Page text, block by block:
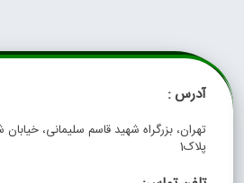
آدرس :
تهران، بزرگراه شهید قاسم سلیمانی،
پلاک1